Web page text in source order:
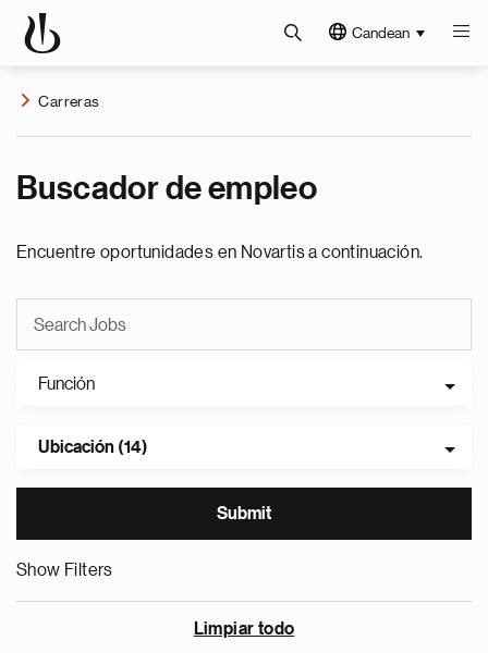
Candean
Carreras
Buscador de empleo
Encuentre oportunidades en Novartis a continuación.
Función
Ubicación (14)
Show Filters
Limpiar todo